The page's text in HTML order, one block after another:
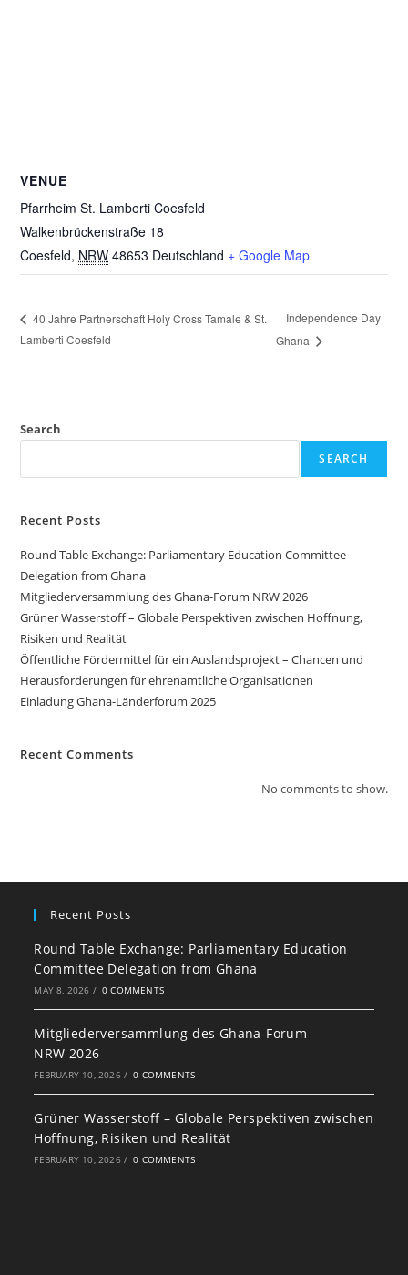
VENUE
Pfarrheim St. Lamberti Coesfeld
Walkenbrückenstraße 18
Coesfeld, NRW 48653 Deutschland + Google Map
40 Jahre Partnerschaft Holy Cross Tamale & St.
Lamberti Coesfeld
Independence Day
Ghana
Search
SEARCH
Recent Posts
Round Table Exchange: Parliamentary Education Committee
Delegation from Ghana
Mitgliederversammlung des Ghana-Forum NRW 2026
Grüner Wasserstoff – Globale Perspektiven zwischen Hoffnung,
Risiken und Realität
Öffentliche Fördermittel für ein Auslandsprojekt – Chancen und
Herausforderungen für ehrenamtliche Organisationen
Einladung Ghana-Länderforum 2025
Recent Comments
No comments to show.
Recent Posts
Round Table Exchange: Parliamentary Education
Committee Delegation from Ghana
MAY 8, 2026 / 0 COMMENTS
Mitgliederversammlung des Ghana-Forum
NRW 2026
FEBRUARY 10, 2026 / 0 COMMENTS
Grüner Wasserstoff – Globale Perspektiven zwischen
Hoffnung, Risiken und Realität
FEBRUARY 10, 2026 / 0 COMMENTS